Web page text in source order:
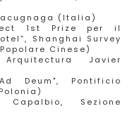
(Italia)
1st Prize per il
Shanghai Survey
Cinese)
Javier
Deum", Pontificio
Capalbio, Sezione